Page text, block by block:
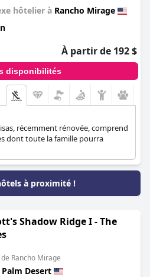
hôtelier à Rancho Mirage
À partir de 192 $
disponibilités
récemment rénovée, comprend
dont toute la famille pourra
à proximité !
Shadow Ridge I - The
Rancho Mirage
Palm Desert